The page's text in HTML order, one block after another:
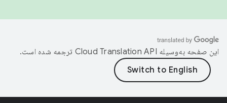
این صفحه به‌وسیله ترجمه شده است.